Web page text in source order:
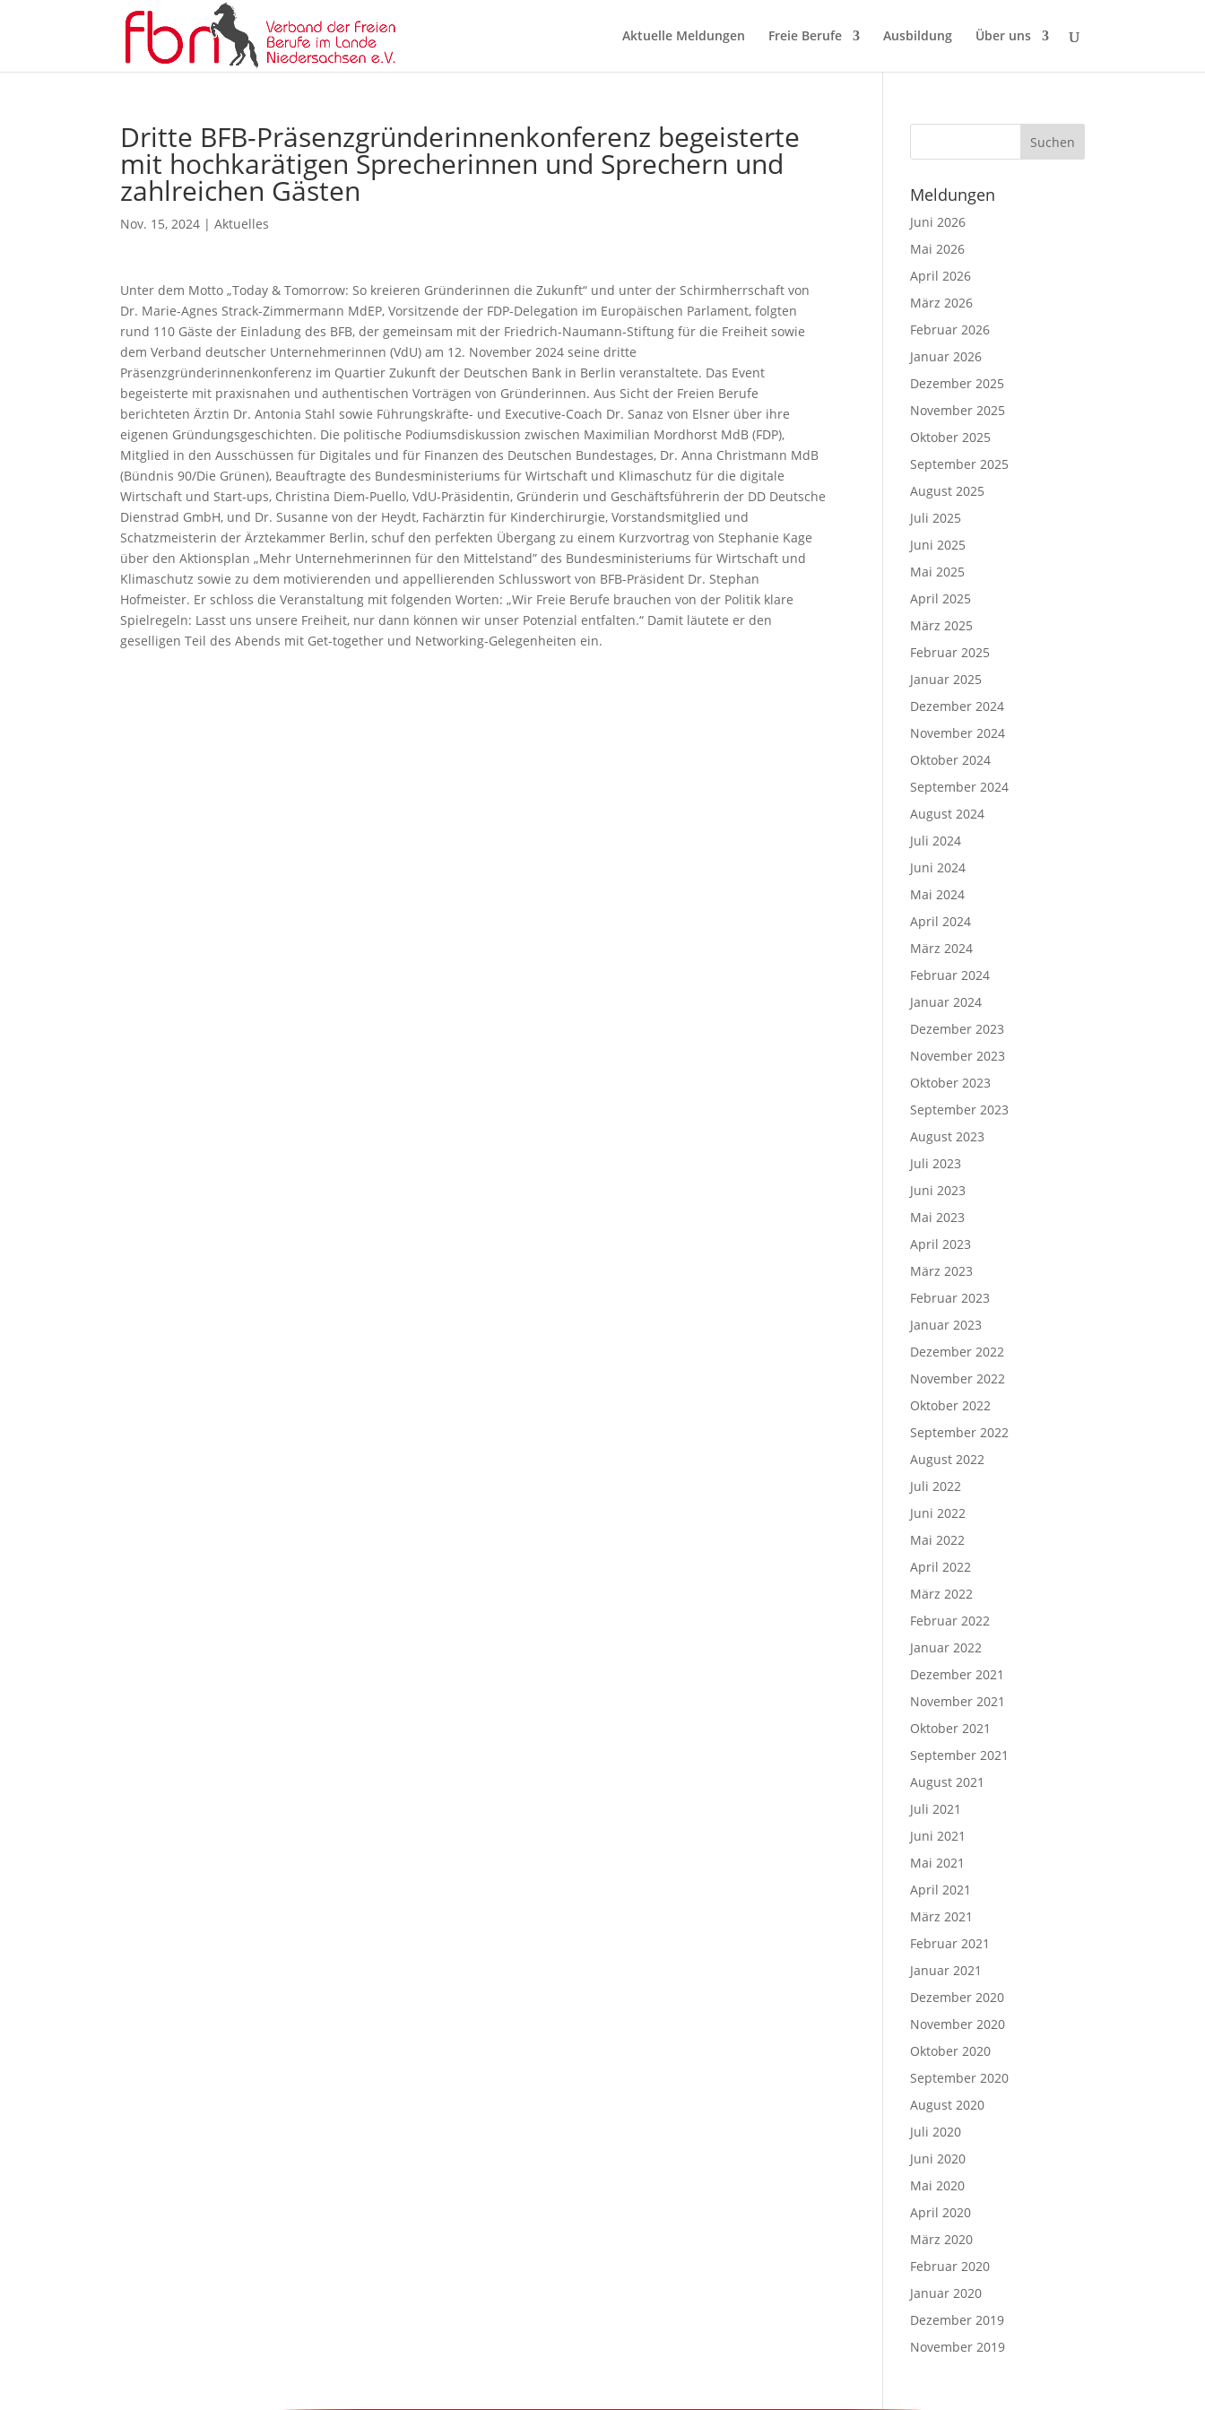
Aktuelle Meldungen Freie Berufe Ausbildung Über uns
Dritte BFB-Präsenzgründerinnenkonferenz begeisterte
mit hochkarätigen Sprecherinnen und Sprechern und
zahlreichen Gästen
Nov. 15, 2024 |Aktuelles
Unter dem Motto „Today & Tomorrow: So kreieren Gründerinnen die Zukunft“ und unter der Schirmherrschaft von
Dr. Marie-Agnes Strack-Zimmermann MdEP, Vorsitzende der FDP-Delegation im Europäischen Parlament, folgten
rund 110 Gäste der Einladung des BFB, der gemeinsam mit der Friedrich-Naumann-Stiftung für die Freiheit sowie
dem Verband deutscher Unternehmerinnen (VdU) am 12. November 2024 seine dritte
Präsenzgründerinnenkonferenz im Quartier Zukunft der Deutschen Bank in Berlin veranstaltete. Das Event
begeisterte mit praxisnahen und authentischen Vorträgen von Gründerinnen. Aus Sicht der Freien Berufe
berichteten Ärztin Dr. Antonia Stahl sowie Führungskräfte- und Executive-Coach Dr. Sanaz von Elsner über ihre
eigenen Gründungsgeschichten. Die politische Podiumsdiskussion zwischen Maximilian Mordhorst MdB (FDP),
Mitglied in den Ausschüssen für Digitales und für Finanzen des Deutschen Bundestages, Dr. Anna Christmann MdB
(Bündnis 90/Die Grünen), Beauftragte des Bundesministeriums für Wirtschaft und Klimaschutz für die digitale
Wirtschaft und Start-ups, Christina Diem-Puello, VdU-Präsidentin, Gründerin und Geschäftsführerin der DD Deutsche
Dienstrad GmbH, und Dr. Susanne von der Heydt, Fachärztin für Kinderchirurgie, Vorstandsmitglied und
Schatzmeisterin der Ärztekammer Berlin, schuf den perfekten Übergang zu einem Kurzvortrag von Stephanie Kage
über den Aktionsplan „Mehr Unternehmerinnen für den Mittelstand” des Bundesministeriums für Wirtschaft und
Klimaschutz sowie zu dem motivierenden und appellierenden Schlusswort von BFB-Präsident Dr. Stephan
Hofmeister. Er schloss die Veranstaltung mit folgenden Worten: „Wir Freie Berufe brauchen von der Politik klare
Spielregeln: Lasst uns unsere Freiheit, nur dann können wir unser Potenzial entfalten.“ Damit läutete er den
geselligen Teil des Abends mit Get-together und Networking-Gelegenheiten ein.
Meldungen
Juni 2026
Mai 2026
April 2026
März 2026
Februar 2026
Januar 2026
Dezember 2025
November 2025
Oktober 2025
September 2025
August 2025
Juli 2025
Juni 2025
Mai 2025
April 2025
März 2025
Februar 2025
Januar 2025
Dezember 2024
November 2024
Oktober 2024
September 2024
August 2024
Juli 2024
Juni 2024
Mai 2024
April 2024
März 2024
Februar 2024
Januar 2024
Dezember 2023
November 2023
Oktober 2023
September 2023
August 2023
Juli 2023
Juni 2023
Mai 2023
April 2023
März 2023
Februar 2023
Januar 2023
Dezember 2022
November 2022
Oktober 2022
September 2022
August 2022
Juli 2022
Juni 2022
Mai 2022
April 2022
März 2022
Februar 2022
Januar 2022
Dezember 2021
November 2021
Oktober 2021
September 2021
August 2021
Juli 2021
Juni 2021
Mai 2021
April 2021
März 2021
Februar 2021
Januar 2021
Dezember 2020
November 2020
Oktober 2020
September 2020
August 2020
Juli 2020
Juni 2020
Mai 2020
April 2020
März 2020
Februar 2020
Januar 2020
Dezember 2019
November 2019